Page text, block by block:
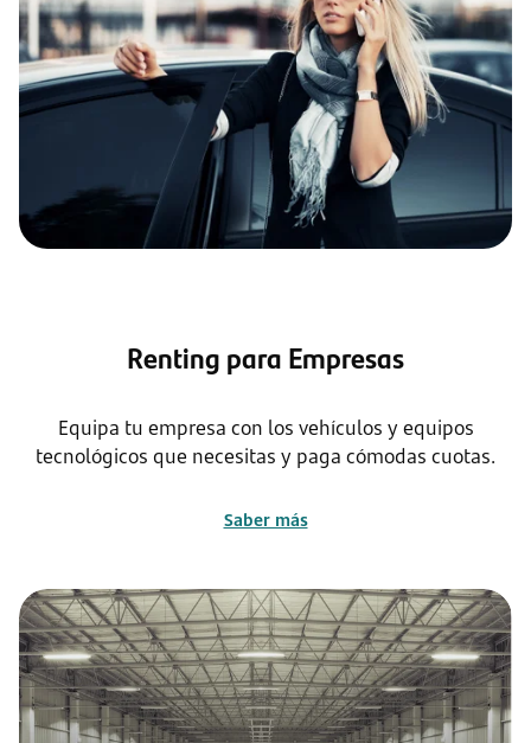
Renting para Empresas
Equipa tu empresa con los vehículos y equipos
tecnológicos que necesitas y paga cómodas cuotas.
Saber más